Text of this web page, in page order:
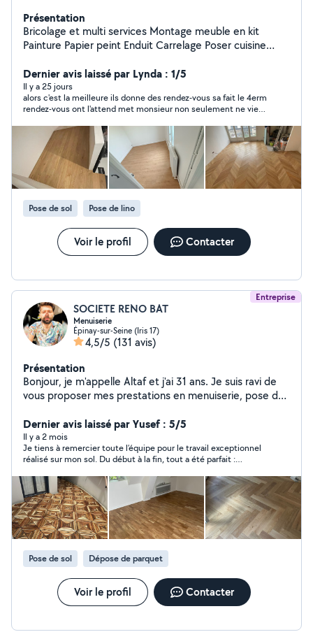
Présentation
Bricolage et multi services Montage meuble en kit
Painture Papier peint Enduit Carrelage Poser cuisine
Dernier avis laissé par Lynda : 1/5
Il y a 25 jours
alors c'est la meilleure ils donne des rendez-vous sa fait le 4erm
rendez-vous ont l'attend met monsieur non seulement ne viens
c'est un menteur il vous dit vers 17h je suis à côté de chez vous
met monsieur avez rendez-vous se matin il croit que la
personne va être bloqué toute la journée chez elle et l'attendre
si vous faites appelle à lui vous allez vous en rend de compte
qu'il ne respecte pas les horaires et vous répond 5h après
comme si qu'on va l'attendre toute la journée. franchement à
fuir.
Pose de sol
Pose de lino
Voir le profil Contacter
Entreprise
SOCIETE RENO BAT
Menuiserie
Épinay-sur-Seine (Iris 17)
4,5/5 (131 avis)
Présentation
Bonjour, je m'appelle Altaf et j'ai 31 ans. Je suis ravi de
vous proposer mes prestations en menuiserie, pose de
10 ans, je saurai m'adapter à vos demandes les plus
exigeantes et vous fournir un travail soigné et de qualité.
N'hésitez pas à me contacter pour un premier échange
sur vos besoins.
Dernier avis laissé par Yusef : 5/5
Il y a 2 mois
Je tiens à remercier toute l’équipe pour le travail exceptionnel
réalisé sur mon sol. Du début à la fin, tout a été parfait :
au-delà de mes attentes. Les finitions sont impeccables et le
chantier a été laissé propre après les travaux, ce qui est très
appréciable. On sent une vraie maîtrise du métier et le souci
du détail. C’est rare de tomber sur une société aussi fiable et
appliquée aujourd’hui. Je recommande les yeux fermés à
toutes les personnes qui cherchent un travail de qualité.
Encore merci pour votre sérieux et votre efficacité !
Pose de sol
Dépose de parquet
Voir le profil Contacter